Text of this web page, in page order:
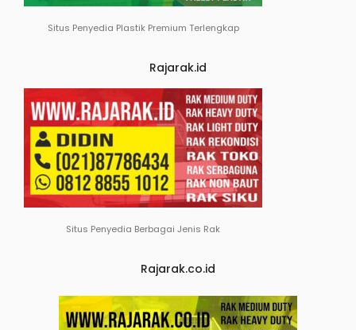
Situs Penyedia Plastik Premium Terlengkap
Rajarak.id
Situs Penyedia Berbagai Jenis Rak
Rajarak.co.id